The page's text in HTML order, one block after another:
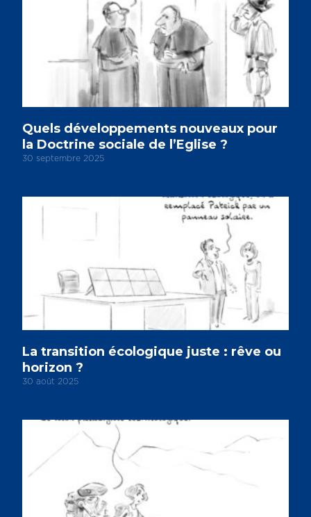
Quels développements nouveaux pour
la Doctrine sociale de l’Eglise ?
30 septembre 2025
La transition écologique juste : rêve ou
horizon ?
30 août 2025